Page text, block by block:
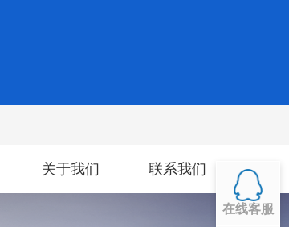
关于我们 联系我们
在线客服